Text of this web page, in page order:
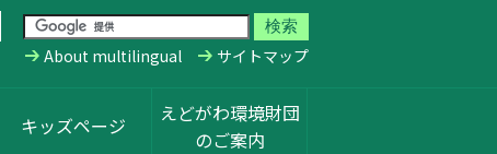
About multilingual サイトマップ
キッズページ
えどがわ環境財団
のご案内